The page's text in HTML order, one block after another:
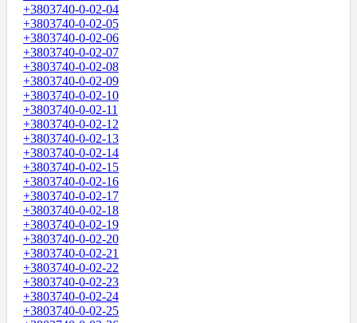
+3803740-0-02-04
+3803740-0-02-05
+3803740-0-02-06
+3803740-0-02-07
+3803740-0-02-08
+3803740-0-02-09
+3803740-0-02-10
+3803740-0-02-11
+3803740-0-02-12
+3803740-0-02-13
+3803740-0-02-14
+3803740-0-02-15
+3803740-0-02-16
+3803740-0-02-17
+3803740-0-02-18
+3803740-0-02-19
+3803740-0-02-20
+3803740-0-02-21
+3803740-0-02-22
+3803740-0-02-23
+3803740-0-02-24
+3803740-0-02-25